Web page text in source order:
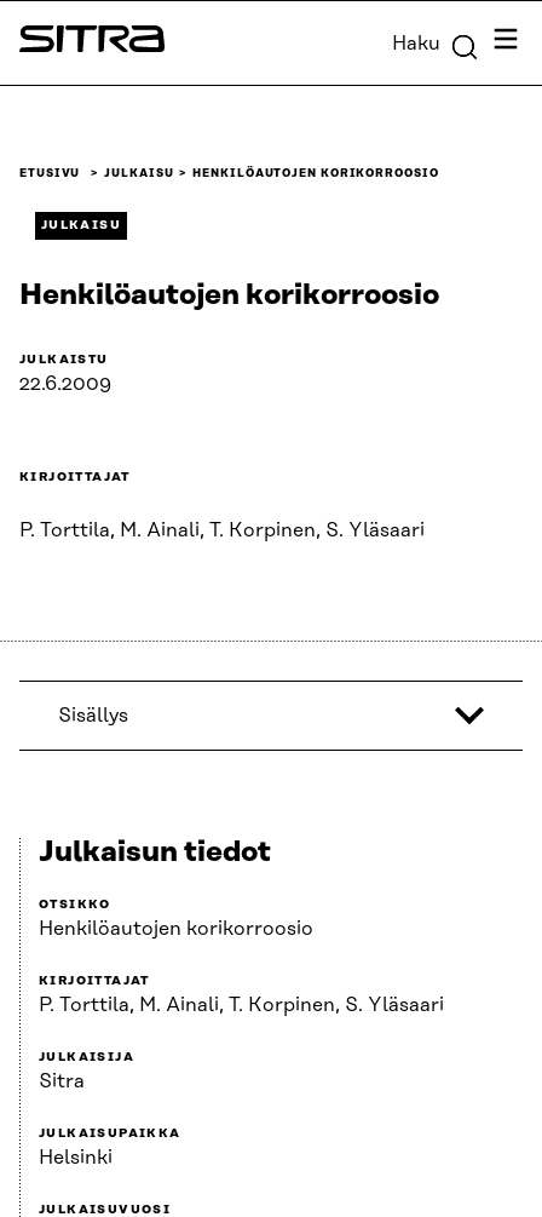
Siirry
suoraan
Sitra Haku
ETUSIVU JULKAISU HENKILÖAUTOJEN KORIKORROOSIO
JULKAISU
Henkilöautojen korikorroosio
JULKAISTU
22.6.2009
KIRJOITTAJAT
P. Torttila, M. Ainali, T. Korpinen, S. Yläsaari
Sisällys
Julkaisun tiedot
OTSIKKO
Henkilöautojen korikorroosio
KIRJOITTAJAT
P. Torttila, M. Ainali, T. Korpinen, S. Yläsaari
JULKAISIJA
Sitra
JULKAISUPAIKKA
Helsinki
JULKAISUVUOSI